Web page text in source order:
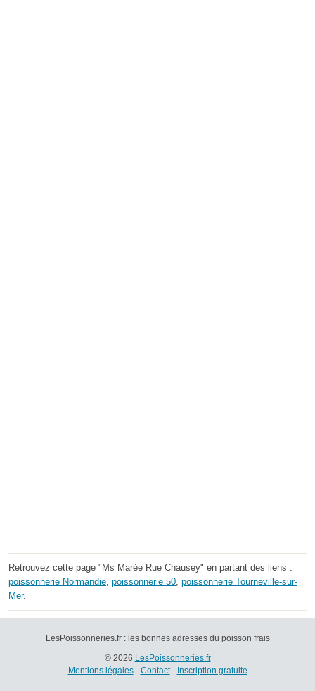
Retrouvez cette page "Ms Marée Rue Chausey" en partant des liens :
poissonnerie Normandie poissonnerie 50 poissonnerie Tourneville-sur-
Mer.
LesPoissonneries.fr : les bonnes adresses du poisson frais
© 2026 LesPoissonneries.fr
Mentions légales- Contact- Inscription gratuite